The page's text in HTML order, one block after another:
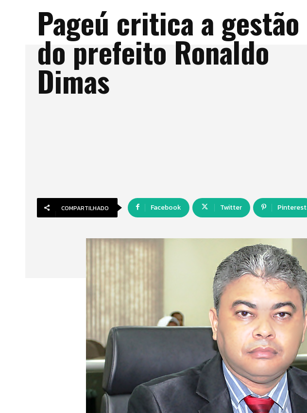
Pageú critica a gestão
do prefeito Ronaldo
Dimas
COMPARTILHADO Facebook Twitter Pinterest